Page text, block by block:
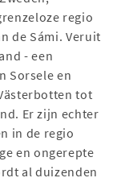
regio
de Sámi. Veruit
- een
Sorsele en
tot
Er zijn echter
in de regio
en ongerepte
al duizenden